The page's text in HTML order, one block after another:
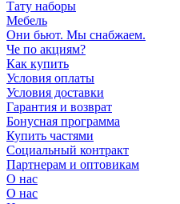
Тату наборы
Мебель
Они бьют. Мы снабжаем.
Че по акциям?
Как купить
Условия оплаты
Условия доставки
Гарантия и возврат
Бонусная программа
Купить частями
Социальный контракт
Партнерам и оптовикам
О нас
О нас